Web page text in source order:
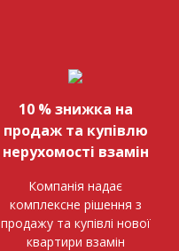
10 % знижка на
продаж та купівлю
нерухомості взамін
Компанія надає
комплексне рішення з
продажу та купівлі нової
квартири взамін